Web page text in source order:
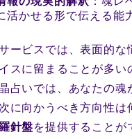
活かせる形で伝える能
ービスでは、表面的な
スに留まることが多い
占いでは、あなたの魂
に向かうべき方向性は
針盤を提供することが